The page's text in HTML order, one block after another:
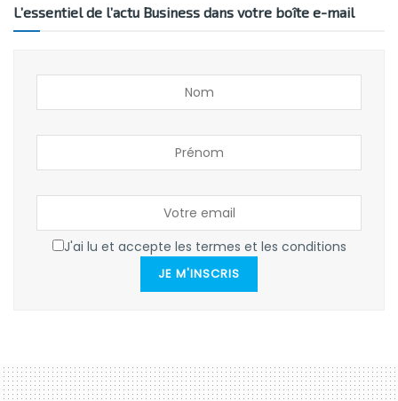
L’essentiel de l’actu Business dans votre boîte e-mail
J'ai lu et accepte les termes et les conditions
JE M'INSCRIS